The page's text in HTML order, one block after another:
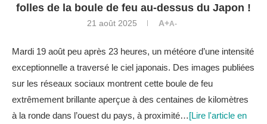
folles de la boule de feu au-dessus du Japon !
21 août 2025 A+A-
Mardi 19 août peu après 23 heures, un météore d’une intensité
exceptionnelle a traversé le ciel japonais. Des images publiées
sur les réseaux sociaux montrent cette boule de feu
extrêmement brillante aperçue à des centaines de kilomètres
à la ronde dans l’ouest du pays, à proximité…[Lire l'article en